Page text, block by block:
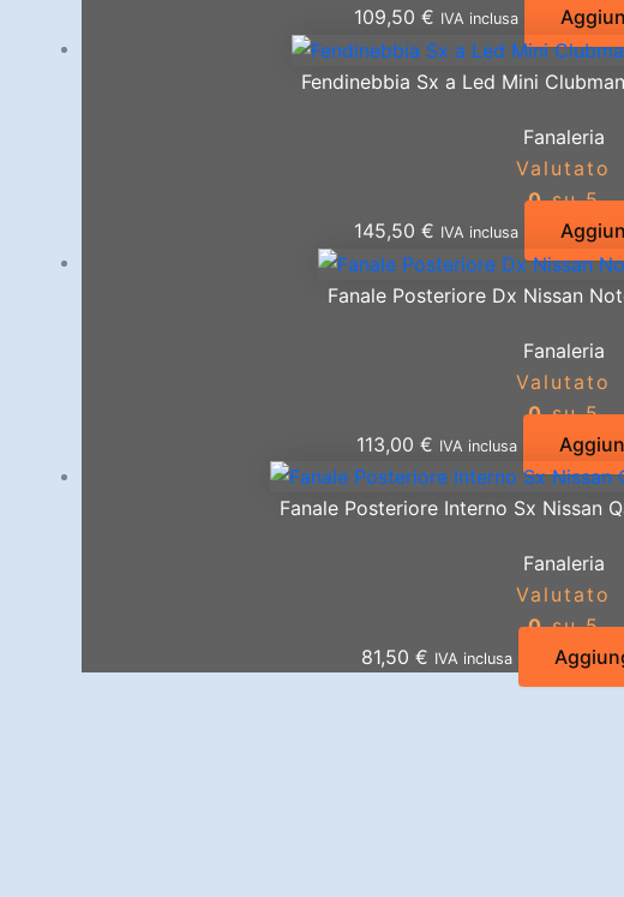
109,50€ IVA inclusa
Fendinebbia Sx a Led Mini
Fanaleria
Valutato
0su 5
145,50€ IVA inclusa
Fanale Posteriore Dx Nissan
Fanaleria
Valutato
0su 5
113,00 € IVA inclusa
Fanale Posteriore Interno Sx Nissan
Fanaleria
Valutato
0su 5
81,50 € IVA inclusa